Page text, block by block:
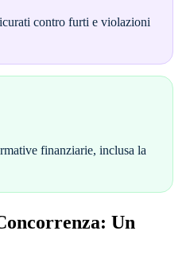
contro furti e violazioni
finanziarie, inclusa la
Un